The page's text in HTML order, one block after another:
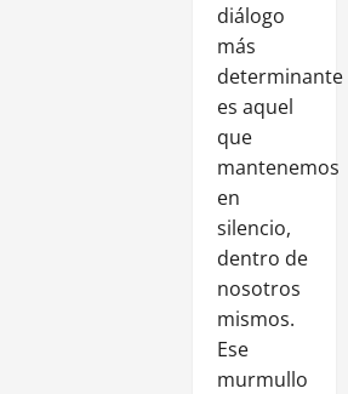
diálogo
más
determinante
es aquel
que
mantenemos
en
silencio,
dentro de
nosotros
mismos.
Ese
murmullo